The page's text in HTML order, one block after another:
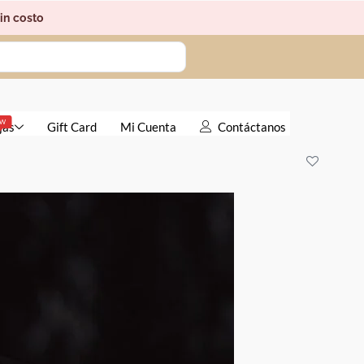
costo
Gift Card Mi Cuenta Contáctanos